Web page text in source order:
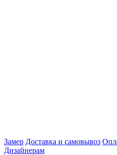
Замер Доставка и самовывоз
Дизайнерам